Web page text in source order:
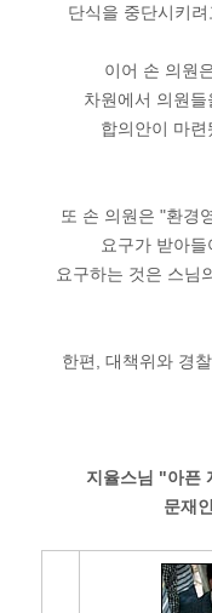
단식을 중단시키
이어 손 의원
차원에서 의원
합의안이 마
또 손 의원은 "환경
요구가 받아
요구하는 것은 스님
한편, 대책위와 경
지율스님 "아픈
문재